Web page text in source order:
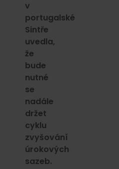
v
portugalské
Sintře
uvedla,
že
bude
nutné
se
nadále
držet
cyklu
zvyšování
úrokových
sazeb.